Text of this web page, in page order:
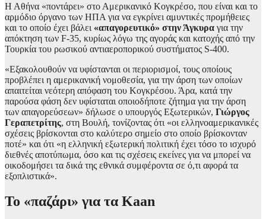
Η Αθήνα «ποντάρει» στο Αμερικανικό Κογκρέσο, που είναι και το
αρμόδιο όργανο των ΗΠΑ για να εγκρίνει αμυντικές προμήθειες
και το οποίο έχει βάλει «απαγορευτικό» στην Άγκυρα για την
απόκτηση των F-35, κυρίως λόγω της αγοράς και κατοχής από την
Τουρκία του ρωσικού αντιαεροπορικού συστήματος S-400.
«Εξακολουθούν να υφίστανται οι περιορισμοί, τους οποίους
προβλέπει η αμερικανική νομοθεσία, για την άρση των οποίων
απαιτείται νεότερη απόφαση του Κογκρέσου. Άρα, κατά την
παρούσα φάση δεν υφίσταται οποιοδήποτε ζήτημα για την άρση
των απαγορεύσεων» δήλωσε ο υπουργός Εξωτερικών, Γιώργος
Γεραπετρίτης, στη Βουλή, τονίζοντας ότι «οι ελληνοαμερικανικές
σχέσεις βρίσκονται στο καλύτερο σημείο στο οποίο βρίσκονταν
ποτέ» και ότι ­«η ελληνική εξωτερική πολιτική έχει τόσο το ισχυρό
διεθνές αποτύπωμα, όσο και τις σχέσεις εκείνες για να μπορεί να
οικοδομήσει τα δικά της εθνικά συμφέροντα σε ό,τι αφορά τα
εξοπλιστικά».
Το «παζάρι» για τα Kaan